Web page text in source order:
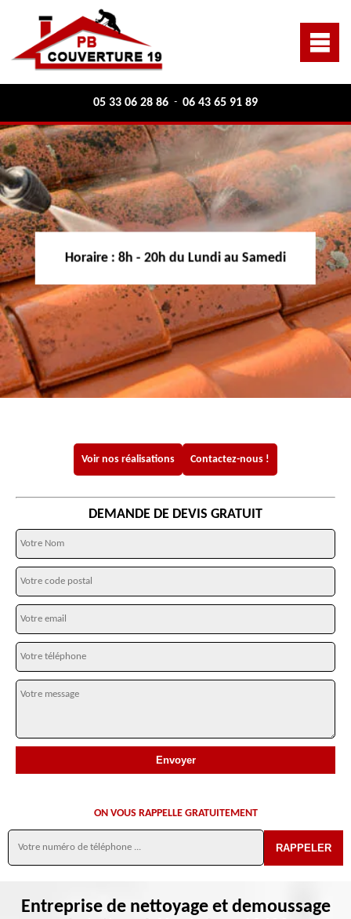
05 33 06 28 86 - 06 43 65 91 89
Horaire : 8h - 20h du Lundi au Samedi
Voir nos réalisations Contactez-nous !
DEMANDE DE DEVIS GRATUIT
ON VOUS RAPPELLE GRATUITEMENT
Entreprise de nettoyage et demoussage